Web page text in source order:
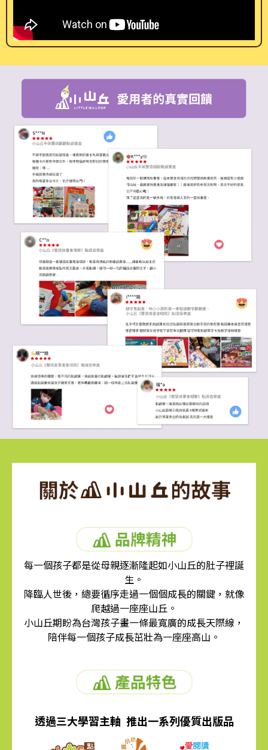
每一個孩子都是從母親逐漸隆起如小山丘的肚子裡誕
生。
降臨人世後，總要循序走過一個個成長的關鍵，就像
爬越過一座座山丘。
小山丘期盼為台灣孩子畫一條最寬廣的成長天際線，
陪伴每一個孩子成長茁壯為一座座高山。
透過三大學習主軸 推出一系列優質出版品